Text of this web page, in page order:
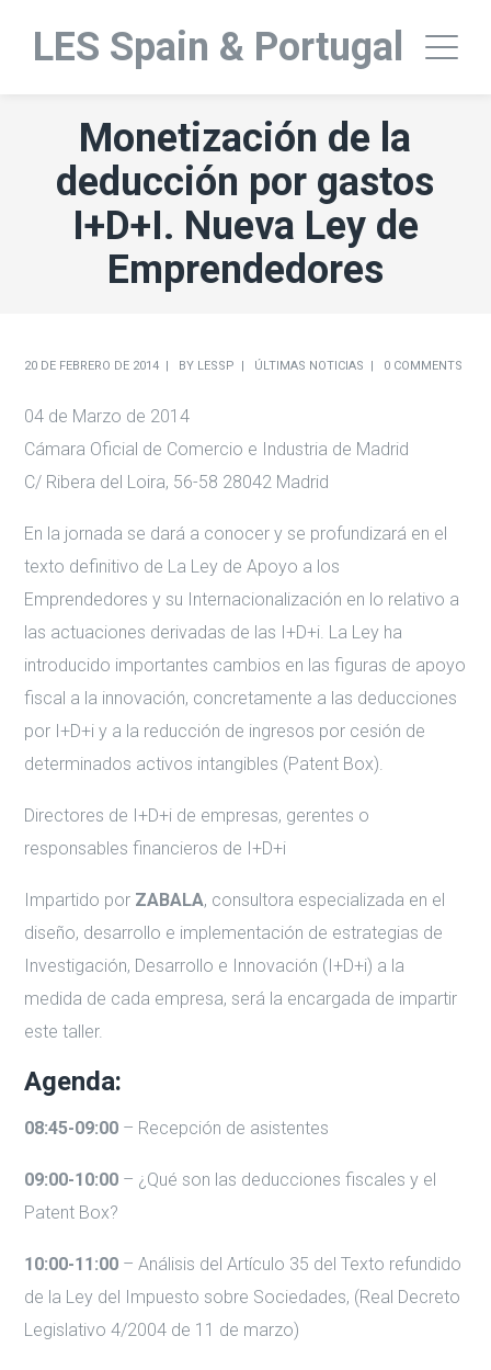
LES Spain & Portugal
Monetización de la
deducción por gastos
I+D+I. Nueva Ley de
Emprendedores
20 DE FEBRERO DE 2014 BY LESSP ÚLTIMAS NOTICIAS 0 COMMENTS
04 de Marzo de 2014
Cámara Oficial de Comercio e Industria de Madrid
C/ Ribera del Loira, 56-58 28042 Madrid
En la jornada se dará a conocer y se profundizará en el
texto definitivo de La Ley de Apoyo a los
Emprendedores y su Internacionalización en lo relativo a
las actuaciones derivadas de las I+D+i. La Ley ha
introducido importantes cambios en las figuras de apoyo
fiscal a la innovación, concretamente a las deducciones
por I+D+i y a la reducción de ingresos por cesión de
determinados activos intangibles (Patent Box).
Directores de I+D+i de empresas, gerentes o
responsables financieros de I+D+i
Impartido por ZABALA, consultora especializada en el
diseño, desarrollo e implementación de estrategias de
Investigación, Desarrollo e Innovación (I+D+i) a la
medida de cada empresa, será la encargada de impartir
este taller.
Agenda:
08:45-09:00 – Recepción de asistentes
09:00-10:00 – ¿Qué son las deducciones fiscales y el
Patent Box?
10:00-11:00 – Análisis del Artículo 35 del Texto refundido
de la Ley del Impuesto sobre Sociedades, (Real Decreto
Legislativo 4/2004 de 11 de marzo)